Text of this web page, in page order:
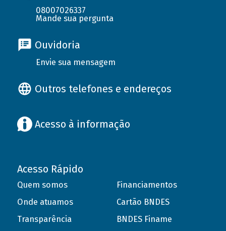
08007026337
Mande sua pergunta
Ouvidoria
Envie sua mensagem
Outros telefones e endereços
Acesso à informação
Acesso Rápido
Quem somos
Onde atuamos
Transparência
Financiamentos
Cartão BNDES
BNDES Finame